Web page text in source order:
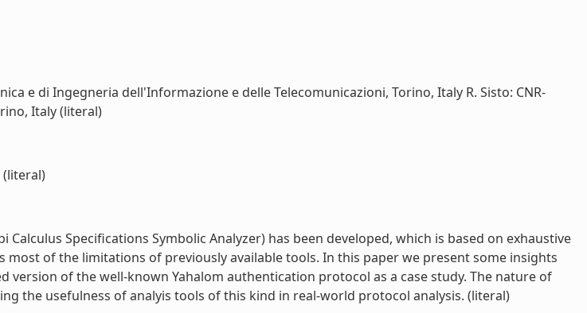
e di Ingegneria dell'Informazione e delle Telecomunicazioni, Torino, Italy R. Sisto: CNR-
Italy (literal)
(literal)
Specifications Symbolic Analyzer) has been developed, which is based on exhaustive
of the limitations of previously available tools. In this paper we present some insights
version of the well-known Yahalom authentication protocol as a case study. The nature of
the usefulness of analyis tools of this kind in real-world protocol analysis. (literal)